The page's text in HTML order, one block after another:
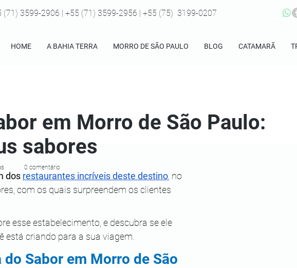
HOME A BAHIA TERRA MORRO DE SÃO PAULO BLOG CATAMARÃ
(71) 3599-2906 | +55 (71) 3599-2956 | +55 (75) 3199-0207
dos restaurantes incríveis deste destino , no
com os quais surpreendem os clientes
esse estabelecimento, e descubra se ele
criando para a sua viagem.
Sabor em Morro de São
0 comentário
em Morro de São Paulo:
sabores